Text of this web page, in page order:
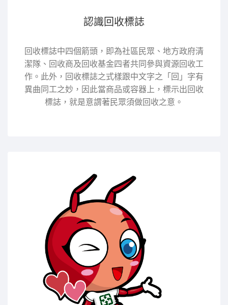
認識回收標誌
回收標誌中四個箭頭，即為社區民眾、地方政府清
潔隊、回收商及回收基金四者共同參與資源回收工
作。此外，回收標誌之式樣跟中文字之「回」字有
異曲同工之妙，因此當商品或容器上，標示出回收
標誌，就是意謂著民眾須做回收之意。